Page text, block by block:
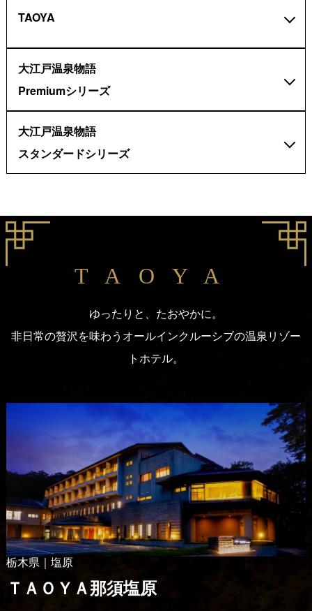
TAOYA
大江戸温泉物語
Premiumシリーズ
大江戸温泉物語
スタンダードシリーズ
TAOYA
ゆったりと、たおやかに。
非日常の贅沢を味わうオールインクルーシブの温泉リゾー
トホテル。
栃木県｜塩原
ＴＡＯＹＡ那須塩原